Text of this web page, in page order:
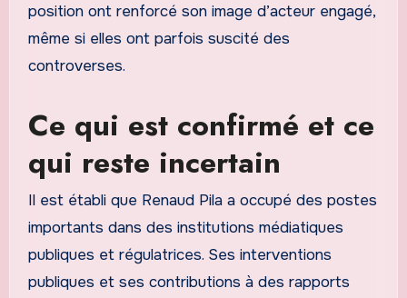
position ont renforcé son image d’acteur engagé,
même si elles ont parfois suscité des
controverses.
Ce qui est confirmé et ce
qui reste incertain
Il est établi que Renaud Pila a occupé des postes
importants dans des institutions médiatiques
publiques et régulatrices. Ses interventions
publiques et ses contributions à des rapports